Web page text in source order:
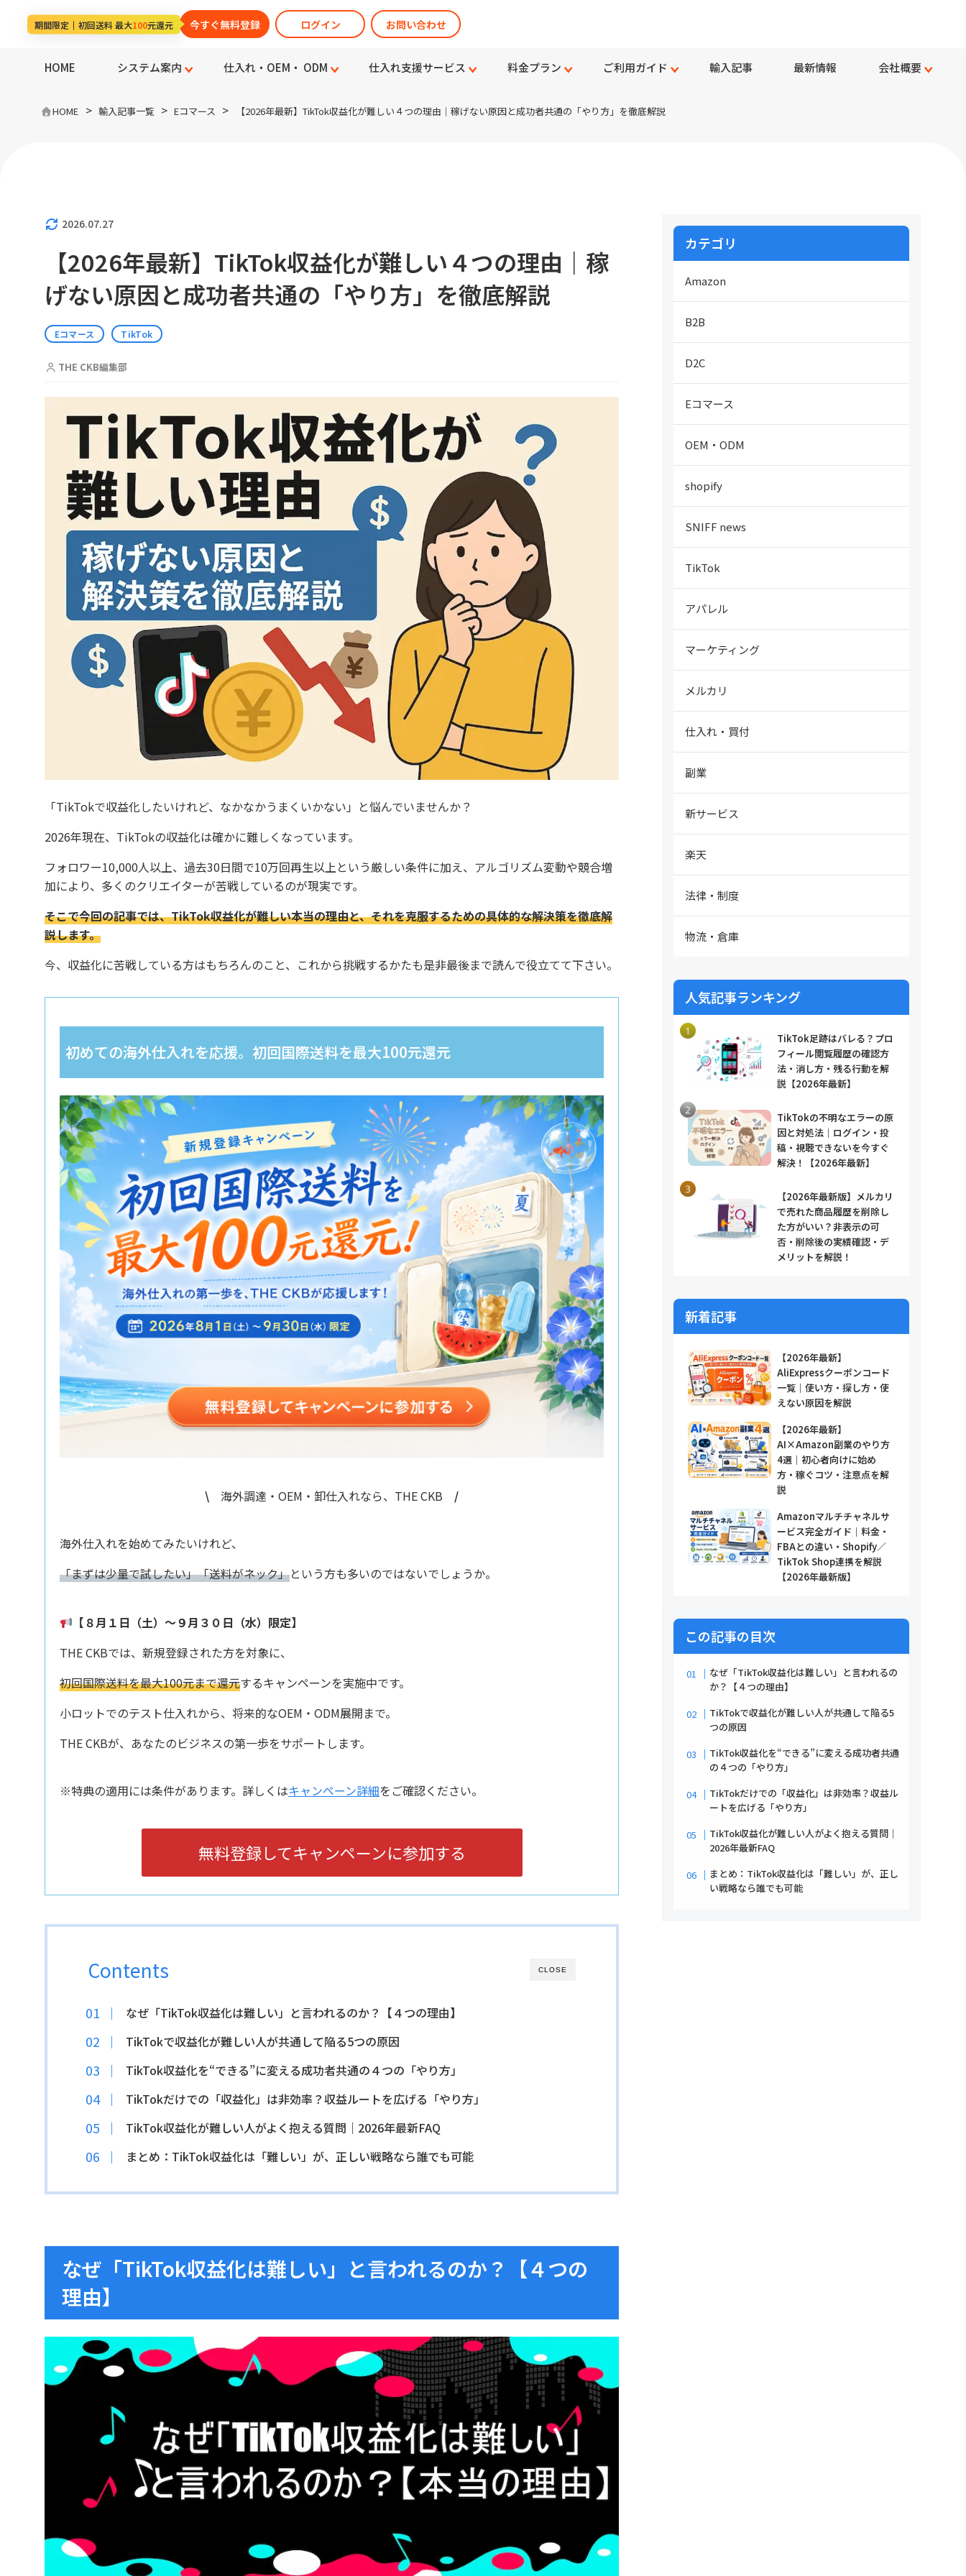
期間限定 初回送料 最大100元還元 今すぐ無料登録 ログイン お問い合わせ
HOME システム案内 仕入れ・OEM・ ODM 仕入れ支援サービス 料金プラン ご利用ガイド 輸入記事 最新情報 会社概要
HOME > 輸入記事一覧 > Eコマース > 【2026年最新】TikTok収益化が難しい４つの理由｜稼げない原因と成功者共通の「やり方」を徹底解説
2026.07.27
【2026年最新】TikTok収益化が難しい４つの理由｜稼
げない原因と成功者共通の「やり方」を徹底解説
Eコマース TikTok
THE CKB編集部
「TikTokで収益化したいけれど、なかなかうまくいかない」と悩んでいませんか？
2026年現在、TikTokの収益化は確かに難しくなっています。
フォロワー10,000人以上、過去30日間で10万回再生以上という厳しい条件に加え、アルゴリズム変動や競合増
加により、多くのクリエイターが苦戦しているのが現実です。
そこで今回の記事では、TikTok収益化が難しい本当の理由と、それを克服するための具体的な解決策を徹底解
説します。
今、収益化に苦戦している方はもちろんのこと、これから挑戦するかたも是非最後まで読んで役立てて下さい。
初めての海外仕入れを応援。初回国際送料を最大100元還元
\ 海外調達・OEM・卸仕入れなら、THE CKB /
海外仕入れを始めてみたいけれど、
「まずは少量で試したい」「送料がネック」という方も多いのではないでしょうか。
【８月１日（土）〜９月３０日（水）限定】
THE CKBでは、新規登録された方を対象に、
初回国際送料を最大100元まで還元するキャンペーンを実施中です。
小ロットでのテスト仕入れから、将来的なOEM・ODM展開まで。
THE CKBが、あなたのビジネスの第一歩をサポートします。
※特典の適用には条件があります。詳しくはキャンペーン詳細をご確認ください。
無料登録してキャンペーンに参加する
CLOSE
Contents
なぜ「TikTok収益化は難しい」と言われるのか？【４つの理由】
TikTokで収益化が難しい人が共通して陥る5つの原因
TikTok収益化を“できる”に変える成功者共通の４つの「やり方」
TikTokだけでの「収益化」は非効率？収益ルートを広げる「やり方」
TikTok収益化が難しい人がよく抱える質問｜2026年最新FAQ
まとめ：TikTok収益化は「難しい」が、正しい戦略なら誰でも可能
なぜ「TikTok収益化は難しい」と言われるのか？【４つの
理由】
カテゴリ
Amazon
B2B
D2C
Eコマース
OEM・ODM
shopify
SNIFF news
TikTok
アパレル
マーケティング
メルカリ
仕入れ・買付
副業
新サービス
楽天
法律・制度
物流・倉庫
人気記事ランキング
TikTok足跡はバレる？プロ
フィール閲覧履歴の確認方
法・消し方・残る行動を解
説【2026年最新】
TikTokの不明なエラーの原
因と対処法｜ログイン・投
稿・視聴できないを今すぐ
解決！【2026年最新】
【2026年最新版】メルカリ
で売れた商品履歴を削除し
た方がいい？非表示の可
否・削除後の実績確認・デ
メリットを解説！
新着記事
【2026年最新】
AliExpressクーポンコード
一覧｜使い方・探し方・使
えない原因を解説
【2026年最新】
AI×Amazon副業のやり方
4選｜初心者向けに始め
方・稼ぐコツ・注意点を解
説
Amazonマルチチャネルサ
ービス完全ガイド｜料金・
FBAとの違い・Shopify／
TikTok Shop連携を解説
【2026年最新版】
この記事の目次
なぜ「TikTok収益化は難しい」と言われるの
か？【４つの理由】
TikTokで収益化が難しい人が共通して陥る5
つの原因
TikTok収益化を“できる”に変える成功者共通
の４つの「やり方」
TikTokだけでの「収益化」は非効率？収益ル
ートを広げる「やり方」
TikTok収益化が難しい人がよく抱える質問｜
2026年最新FAQ
まとめ：TikTok収益化は「難しい」が、正し
い戦略なら誰でも可能